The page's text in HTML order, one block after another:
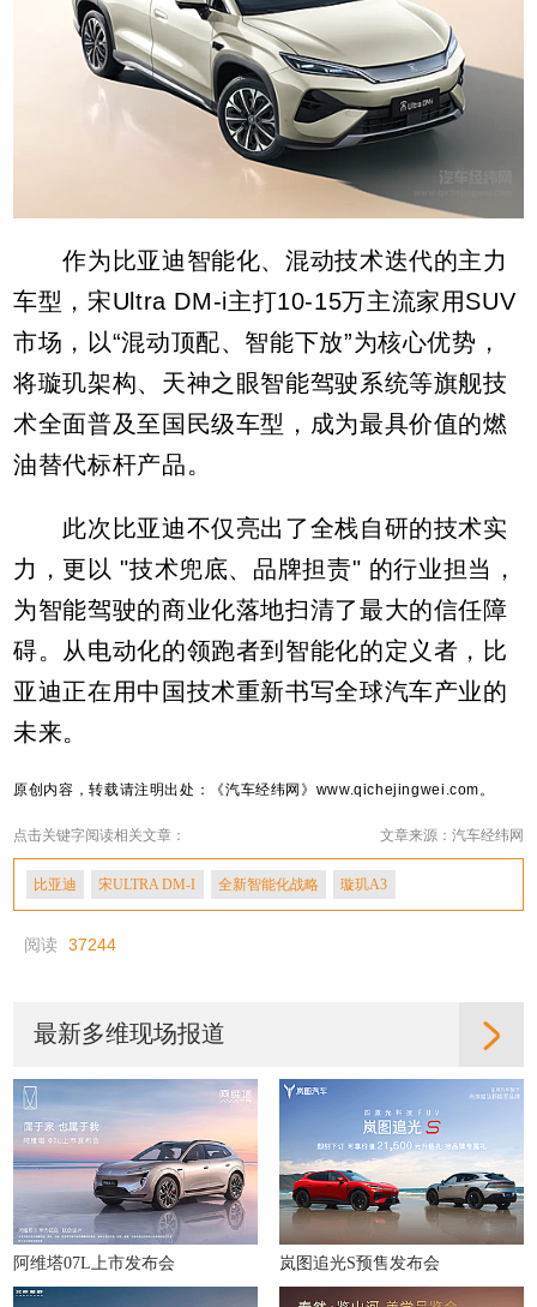
作为比亚迪智能化、混动技术迭代的主力
车型，宋Ultra DM-i主打10-15万主流家用SUV
市场，以“混动顶配、智能下放”为核心优势，
将璇玑架构、天神之眼智能驾驶系统等旗舰技
术全面普及至国民级车型，成为最具价值的燃
油替代标杆产品。
此次比亚迪不仅亮出了全栈自研的技术实
力，更以 "技术兜底、品牌担责" 的行业担当，
为智能驾驶的商业化落地扫清了最大的信任障
碍。从电动化的领跑者到智能化的定义者，比
亚迪正在用中国技术重新书写全球汽车产业的
未来。
原创内容，转载请注明出处：《汽车经纬网》www.qichejingwei.com。
点击关键字阅读相关文章： 文章来源：汽车经纬网
比亚迪 宋ULTRA DM-I 全新智能化战略 璇玑A3
阅读 37244
最新多维现场报道
阿维塔07L上市发布会 岚图追光S预售发布会